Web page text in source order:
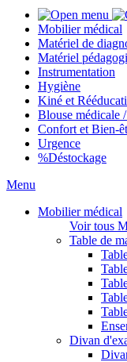
Mobilier médical
Matériel de
Matériel
Instrumentation
Hygiène
Kiné et
Blouse médicale
Confort et Bien-
Urgence
%Déstockage
Menu
Mobilier médical
Voir tous
Table de
Divan